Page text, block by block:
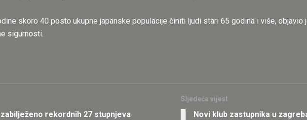
skoro 40 posto ukupne japanske populacije činiti ljudi stari 65 godina i više,
sigurnosti.
zabilježeno rekordnih 27 stupnjeva
Sljedeća vijest
Novi klub zastupnika u